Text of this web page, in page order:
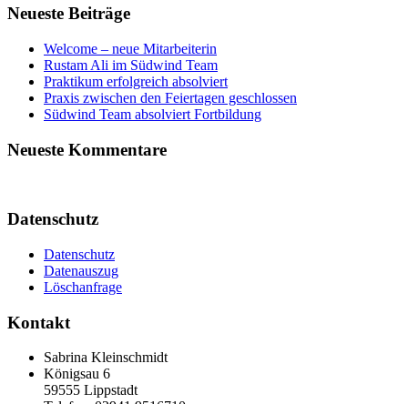
Neueste Beiträge
Welcome – neue Mitarbeiterin
Rustam Ali im Südwind Team
Praktikum erfolgreich absolviert
Praxis zwischen den Feiertagen geschlossen
Südwind Team absolviert Fortbildung
Neueste Kommentare
Datenschutz
Datenschutz
Datenauszug
Löschanfrage
Kontakt
Sabrina Kleinschmidt
Königsau 6
59555 Lippstadt